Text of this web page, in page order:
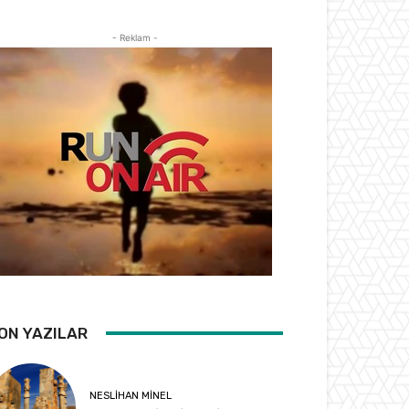
- Reklam -
YAZILAR
NESLIHAN MINEL